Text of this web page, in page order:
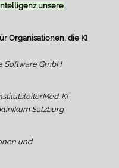
unsere
Organisationen, die KI
Software GmbH
KI-
Salzburg
und